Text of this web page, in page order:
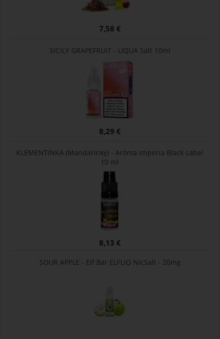
7,58 €
SICILY GRAPEFRUIT - LIQUA Salt 10ml
8,29 €
KLEMENTINKA (Mandarínky) - Aróma Imperia Black Label
10 ml
8,13 €
SOUR APPLE - Elf Bar ELFLIQ NicSalt - 20mg